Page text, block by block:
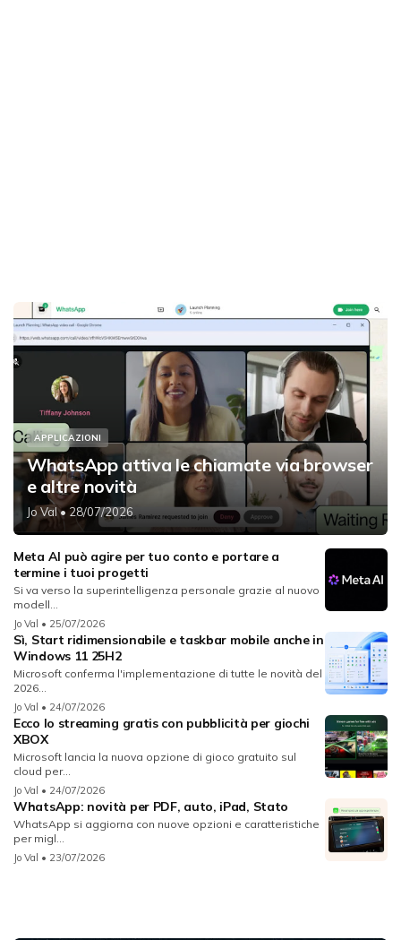
APPLICAZIONI
WhatsApp attiva le chiamate via browser
e altre novità
Jo Val• 28/07/2026
Meta AI può agire per tuo conto e portare a
termine i tuoi progetti
Si va verso la superintelligenza personale grazie al nuovo
modell...
Jo Val • 25/07/2026
Sì, Start ridimensionabile e taskbar mobile anche in
Windows 11 25H2
Microsoft conferma l'implementazione di tutte le novità del
2026...
Jo Val • 24/07/2026
Ecco lo streaming gratis con pubblicità per giochi
XBOX
Microsoft lancia la nuova opzione di gioco gratuito sul
cloud per...
Jo Val • 24/07/2026
WhatsApp: novità per PDF, auto, iPad, Stato
WhatsApp si aggiorna con nuove opzioni e caratteristiche
per migl...
Jo Val • 23/07/2026